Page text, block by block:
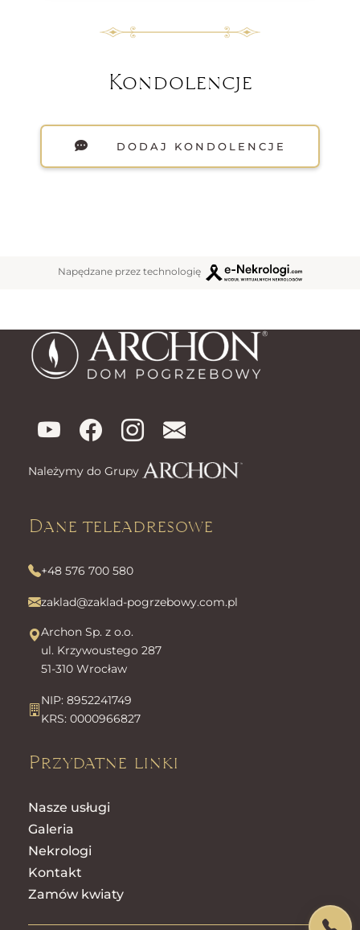
Kondolencje
DODAJ KONDOLENCJE
Napędzane przez technologię
Należymy do Grupy
Dane teleadresowe
+48 576 700 580
zaklad@zaklad-pogrzebowy.com.pl
Archon Sp. z o.o.
ul. Krzywoustego 287
51-310 Wrocław
NIP: 8952241749
KRS: 0000966827
Przydatne linki
Nasze usługi
Galeria
Nekrologi
Kontakt
Zamów kwiaty